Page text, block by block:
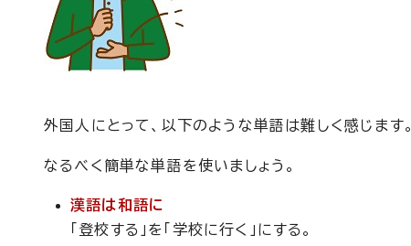
外国人にとって、以下のような単語は難しく感じます。
なるべく簡単な単語を使いましょう。
漢語は和語に
「登校する」を「学校に行く」にする。